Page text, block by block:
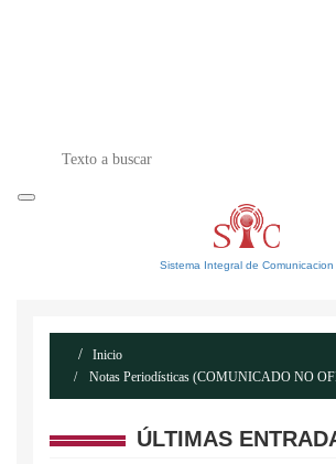
Sistema Integral de Comunicacion
Inicio
Notas Periodísticas (COMUNICADO NO
ÚLTIMAS